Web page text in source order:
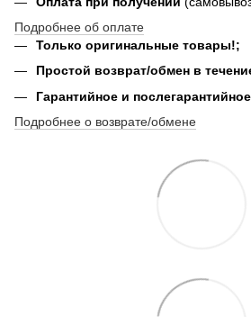
Подробнее об оплате
Только оригинальные товары!;
Простой возврат/обмен в
Гарантийное и
Подробнее о возврате/обмене